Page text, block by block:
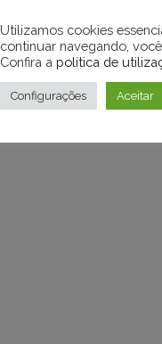
Utilizamos cookies
continuar navegando,
Confira a política de
Configurações Aceitar